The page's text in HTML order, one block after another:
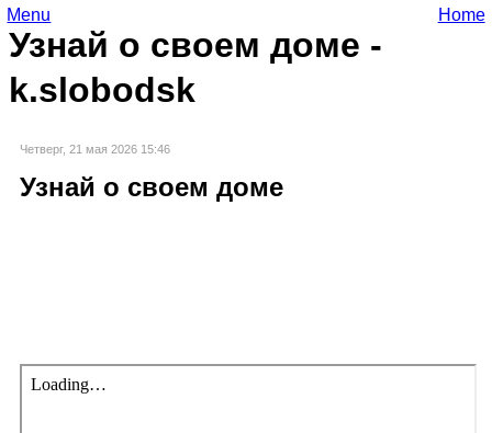
Узнай о своем доме -
k.slobodsk
Menu Home
Четверг, 21 мая 2026 15:46
Узнай о своем доме